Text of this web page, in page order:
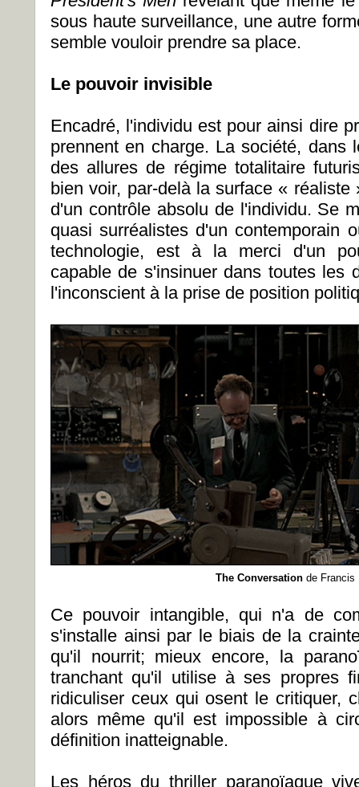
sous haute surveillance, une autre
semble vouloir prendre sa place.
Le pouvoir invisible
Encadré, l'individu est pour ainsi dire
prennent en charge. La société, dans
des allures de régime totalitaire
bien voir, par-delà la surface «
d'un contrôle absolu de l'individu. Se
quasi surréalistes d'un contemporain
technologie, est à la merci d'un
capable de s'insinuer dans toutes les
l'inconscient à la prise de position
The Conversation de Francis
Ce pouvoir intangible, qui n'a de
s'installe ainsi par le biais de la
qu'il nourrit; mieux encore, la
tranchant qu'il utilise à ses propres
ridiculiser ceux qui osent le critiquer,
alors même qu'il est impossible à
définition inatteignable.
Les héros du thriller paranoïaque